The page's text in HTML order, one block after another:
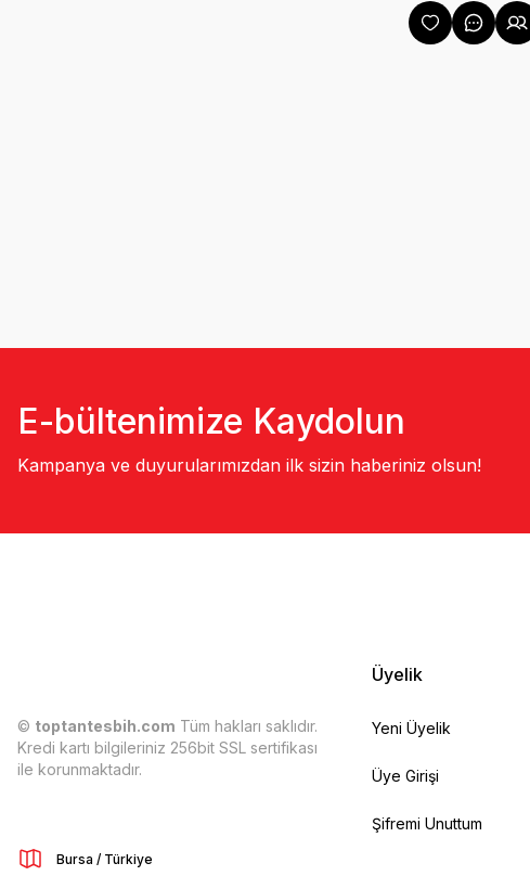
E-bültenimize Kaydolun
Kampanya ve duyurularımızdan ilk sizin haberiniz olsun!
© toptantesbih.com Tüm hakları saklıdır.
Kredi kartı bilgileriniz 256bit SSL sertifikası
ile korunmaktadır.
Bursa / Türkiye
Üyelik
Yeni Üyelik
Üye Girişi
Şifremi Unuttum